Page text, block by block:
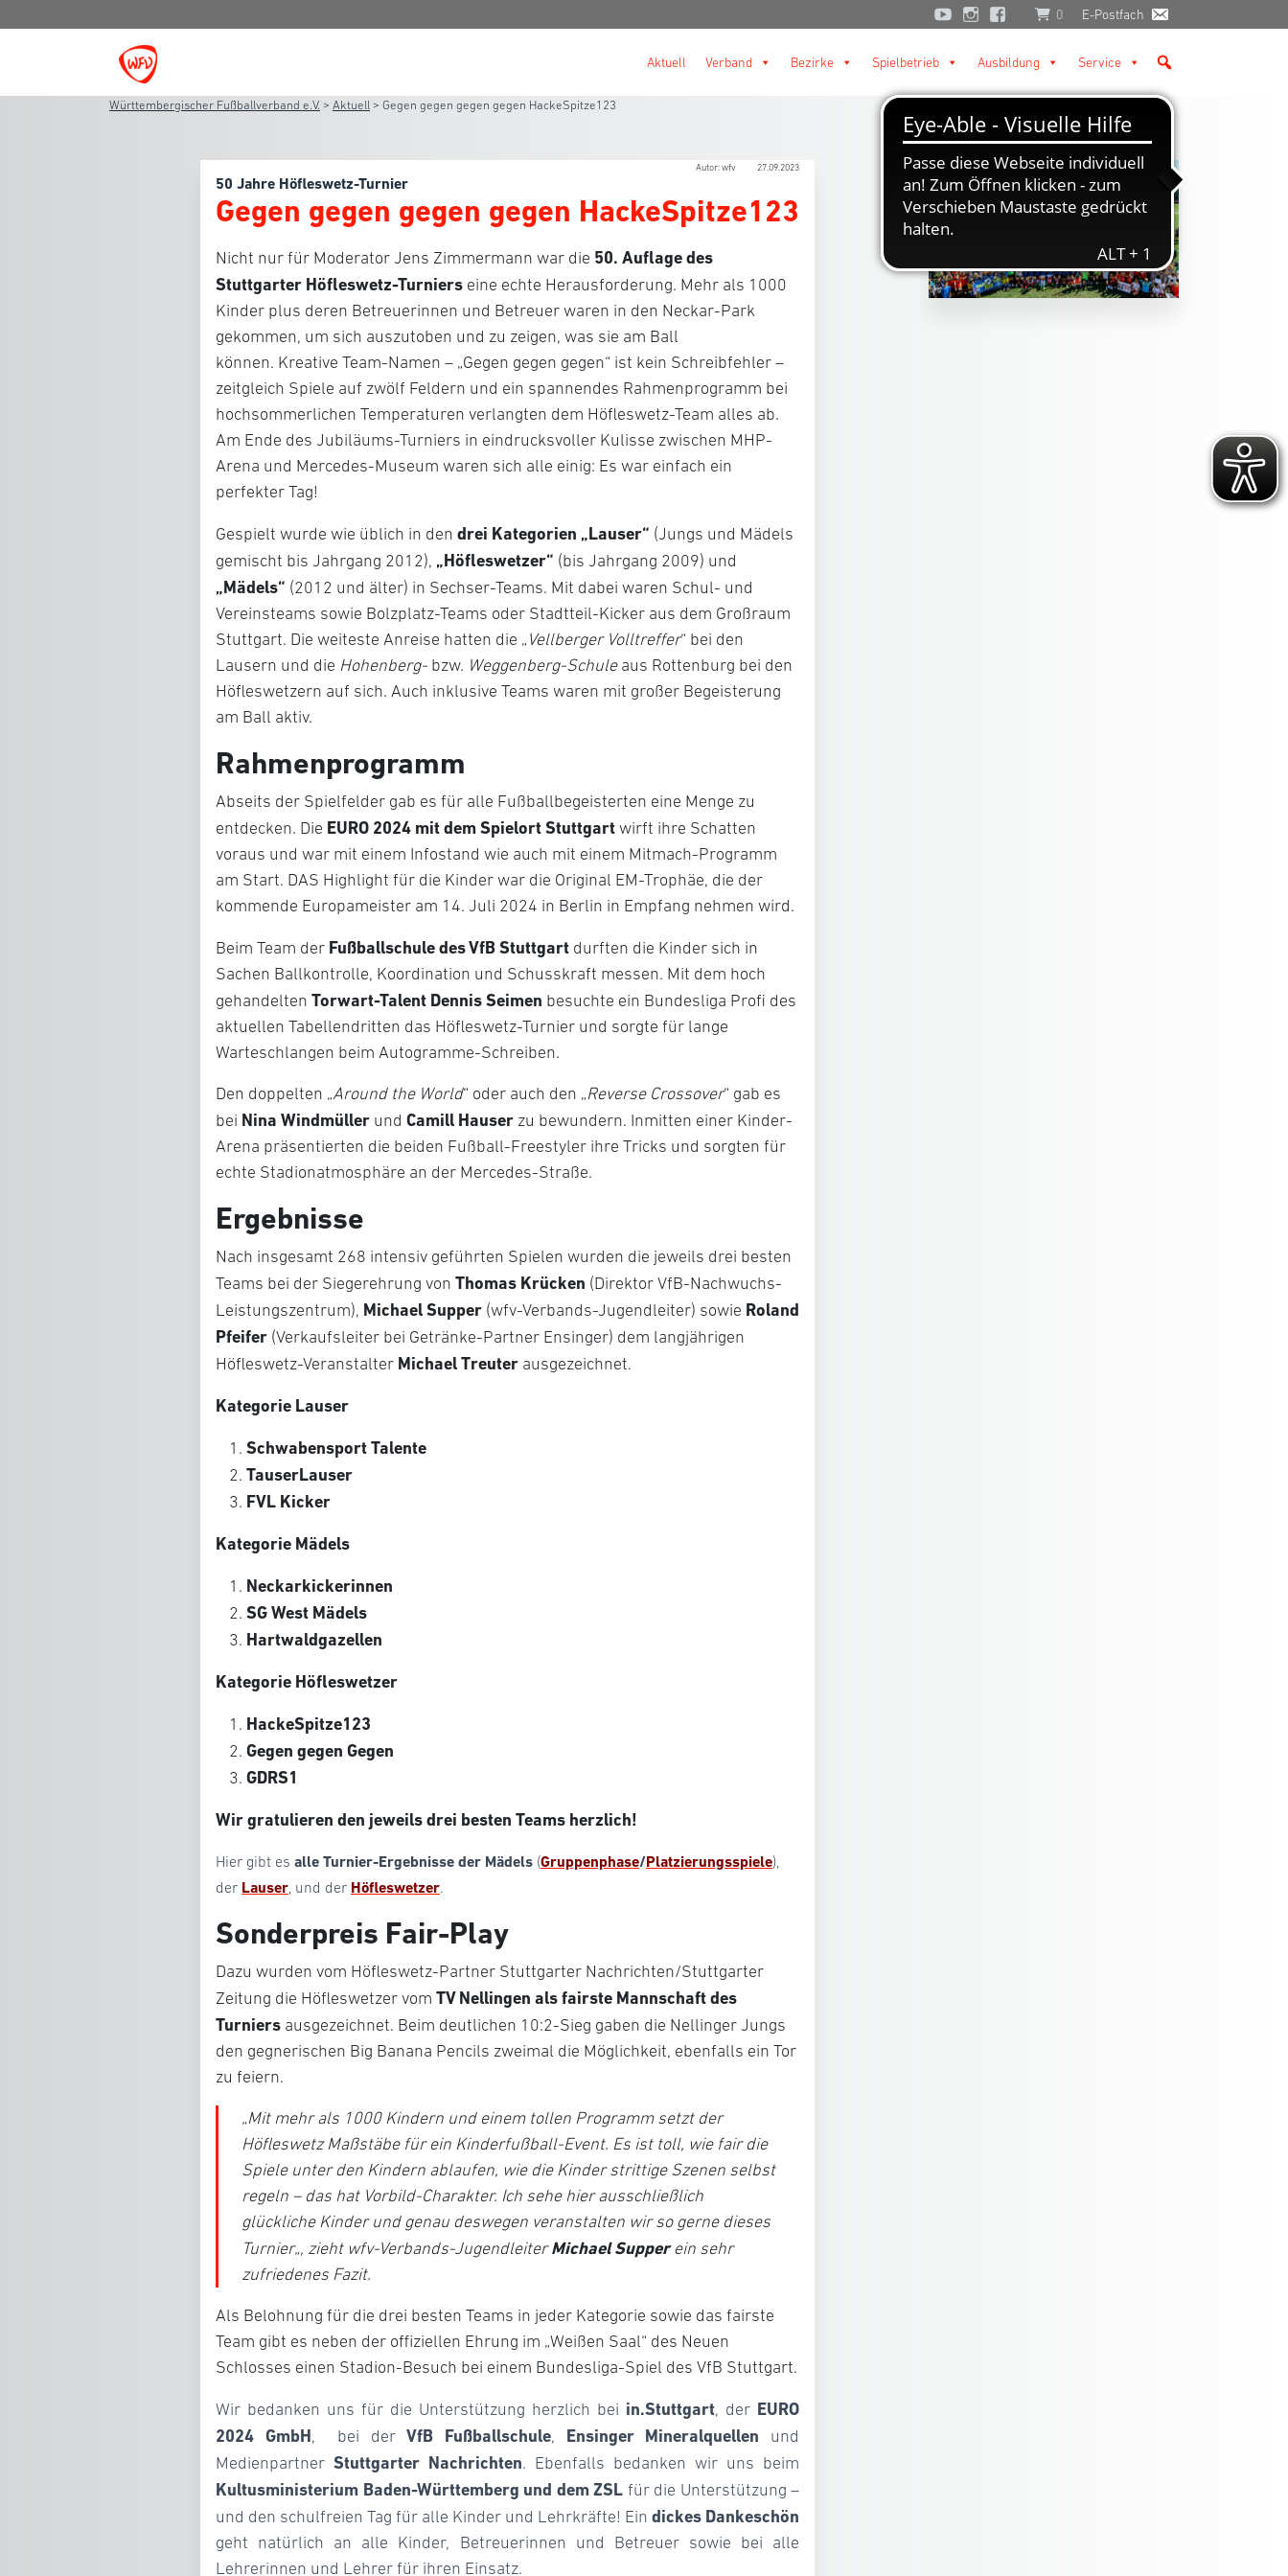
0 E-Postfach
Aktuell Verband Bezirke Spielbetrieb Ausbildung Service
Württembergischer Fußballverband e.V. > Aktuell > Gegen gegen gegen gegen HackeSpitze123
Autor: wfv 27.09.2023
50 Jahre Höfleswetz-Turnier
Gegen gegen gegen gegen HackeSpitze123
Nicht nur für Moderator Jens Zimmermann war die 50. Auflage des
Stuttgarter Höfleswetz-Turniers eine echte Herausforderung. Mehr als 1000
Kinder plus deren Betreuerinnen und Betreuer waren in den Neckar-Park
gekommen, um sich auszutoben und zu zeigen, was sie am Ball
können. Kreative Team-Namen – „Gegen gegen gegen“ ist kein Schreibfehler –
zeitgleich Spiele auf zwölf Feldern und ein spannendes Rahmenprogramm bei
hochsommerlichen Temperaturen verlangten dem Höfleswetz-Team alles ab.
Am Ende des Jubiläums-Turniers in eindrucksvoller Kulisse zwischen MHP-
Arena und Mercedes-Museum waren sich alle einig: Es war einfach ein
perfekter Tag!
Gespielt wurde wie üblich in den drei Kategorien „Lauser“ (Jungs und Mädels
gemischt bis Jahrgang 2012), „Höfleswetzer“ (bis Jahrgang 2009) und
„Mädels“ (2012 und älter) in Sechser-Teams. Mit dabei waren Schul- und
Vereinsteams sowie Bolzplatz-Teams oder Stadtteil-Kicker aus dem Großraum
Stuttgart. Die weiteste Anreise hatten die „ Vellberger Volltreffer“ bei den
Lausern und die Hohenberg- bzw. Weggenberg-Schuleaus Rottenburg bei den
Höfleswetzern auf sich. Auch inklusive Teams waren mit großer Begeisterung
am Ball aktiv.
Rahmenprogramm
Abseits der Spielfelder gab es für alle Fußballbegeisterten eine Menge zu
entdecken. Die EURO 2024 mit dem Spielort Stuttgart wirft ihre Schatten
voraus und war mit einem Infostand wie auch mit einem Mitmach-Programm
am Start. DAS Highlight für die Kinder war die Original EM-Trophäe, die der
kommende Europameister am 14. Juli 2024 in Berlin in Empfang nehmen wird.
Beim Team der Fußballschule des VfB Stuttgart durften die Kinder sich in
Sachen Ballkontrolle, Koordination und Schusskraft messen. Mit dem hoch
gehandelten Torwart-Talent Dennis Seimen besuchte ein Bundesliga Profi des
aktuellen Tabellendritten das Höfleswetz-Turnier und sorgte für lange
Warteschlangen beim Autogramme-Schreiben.
Den doppelten „Around the World“ oder auch den „Reverse Crossover“ gab es
bei Nina Windmüller und Camill Hauser zu bewundern. Inmitten einer Kinder-
Arena präsentierten die beiden Fußball-Freestyler ihre Tricks und sorgten für
echte Stadionatmosphäre an der Mercedes-Straße.
Ergebnisse
Nach insgesamt 268 intensiv geführten Spielen wurden die jeweils drei besten
Teams bei der Siegerehrung von Thomas Krücken (Direktor VfB-Nachwuchs-
Leistungszentrum), Michael Supper (wfv-Verbands-Jugendleiter) sowie Roland
Pfeifer (Verkaufsleiter bei Getränke-Partner Ensinger) dem langjährigen
Höfleswetz-Veranstalter Michael Treuter ausgezeichnet.
Kategorie Lauser
Schwabensport Talente
TauserLauser
FVL Kicker
Kategorie Mädels
Neckarkickerinnen
SG West Mädels
Hartwaldgazellen
Kategorie Höfleswetzer
HackeSpitze123
Gegen gegen Gegen
GDRS1
Wir gratulieren den jeweils drei besten Teams herzlich!
Hier gibt es alle Turnier-Ergebnisse der Mädels (Gruppenphase/Platzierungsspiele),
der Lauser , und der Höfleswetzer.
Sonderpreis Fair-Play
Dazu wurden vom Höfleswetz-Partner Stuttgarter Nachrichten/Stuttgarter
Zeitung die Höfleswetzer vom TV Nellingen als fairste Mannschaft des
Turniers ausgezeichnet. Beim deutlichen 10:2-Sieg gaben die Nellinger Jungs
den gegnerischen Big Banana Pencils zweimal die Möglichkeit, ebenfalls ein Tor
zu feiern.
„Mit mehr als 1000 Kindern und einem tollen Programm setzt der
Höfleswetz Maßstäbe für ein Kinderfußball-Event. Es ist toll, wie fair die
Spiele unter den Kindern ablaufen, wie die Kinder strittige Szenen selbst
regeln – das hat Vorbild-Charakter. Ich sehe hier ausschließlich
glückliche Kinder und genau deswegen veranstalten wir so gerne dieses
Turnier„, zieht wfv-Verbands-JugendleiterMichael Supperein sehr
zufriedenes Fazit.
Als Belohnung für die drei besten Teams in jeder Kategorie sowie das fairste
Team gibt es neben der offiziellen Ehrung im „Weißen Saal“ des Neuen
Schlosses einen Stadion-Besuch bei einem Bundesliga-Spiel des VfB Stuttgart.
Wir bedanken uns für die Unterstützung herzlich bei in.Stuttgart, der EURO
2024 GmbH, bei derVfB Fußballschule, Ensinger Mineralquellen und
Medienpartner Stuttgarter Nachrichten. Ebenfalls bedanken wir uns beim
Kultusministerium Baden-Württemberg und dem ZSL für die Unterstützung –
und den schulfreien Tag für alle Kinder und Lehrkräfte! Ein dickes Dankeschön
geht natürlich an alle Kinder, Betreuerinnen und Betreuer sowie bei alle
Lehrerinnen und Lehrer für ihren Einsatz.